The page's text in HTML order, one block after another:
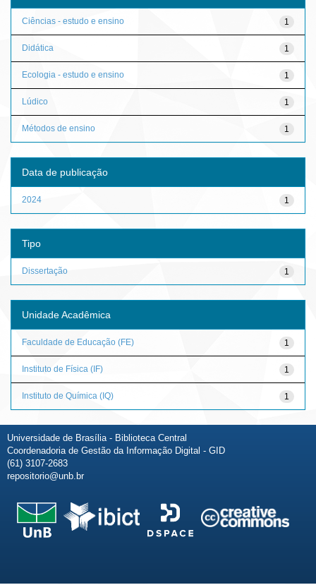
1
Ciências - estudo e ensino
1
Didática
1
Ecologia - estudo e ensino
1
Lúdico
1
Métodos de ensino
Data de publicação
1
2024
Tipo
1
Dissertação
Unidade Acadêmica
1
Faculdade de Educação (FE)
1
Instituto de Física (IF)
1
Instituto de Química (IQ)
Universidade de Brasília - Biblioteca Central
Coordenadoria de Gestão da Informação Digital - GID
(61) 3107-2683
repositorio@unb.br